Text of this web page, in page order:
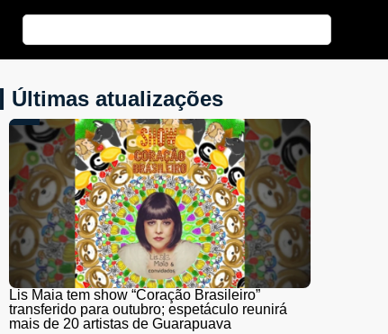
Últimas atualizações
Lis Maia tem show “Coração Brasileiro”
transferido para outubro; espetáculo reunirá
mais de 20 artistas de Guarapuava